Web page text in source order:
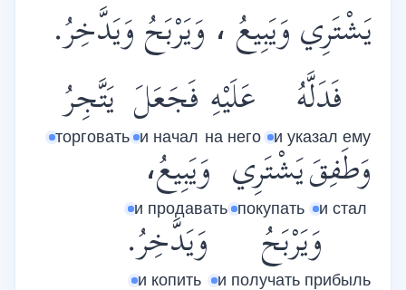
يَشْتَرِي وَيَبِيعُ ، وَيَرْبَحُ وَيَدَّخِرُ.
فَدَلَّهُ
и указал ему
عَلَيْهِ
на него
فَجَعَلَ
и начал
يَتَّجِرُ
торговать
وَطَفِقَ
и стал
يَشْتَرِي
покупать
وَيَبِيعُ،
и продавать
وَيَرْبَحُ
и получать прибыль
وَيَدَّخِرُ.
и копить